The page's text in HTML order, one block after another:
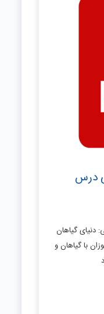
درس
دنیای گیاهان
با گیاهان و